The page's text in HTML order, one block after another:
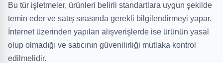
Bu tür işletmeler, ürünleri belirli standartlara uygun şekilde
temin eder ve satış sırasında gerekli bilgilendirmeyi yapar.
İnternet üzerinden yapılan alışverişlerde ise ürünün yasal
olup olmadığı ve satıcının güvenilirliği mutlaka kontrol
edilmelidir.